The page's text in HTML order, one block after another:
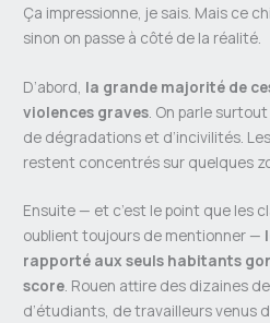
Ça impressionne, je sais. Mais ce
sinon on passe à côté de la réalité.
D’abord, la grande majorité de
violences graves . On parle
de dégradations et d’incivilités.
restent concentrés sur quelques
Ensuite — et c’est le point que les
oublient toujours de mentionner —
rapporté aux seuls habitants
score. Rouen attire des dizaines
d’étudiants, de travailleurs venus